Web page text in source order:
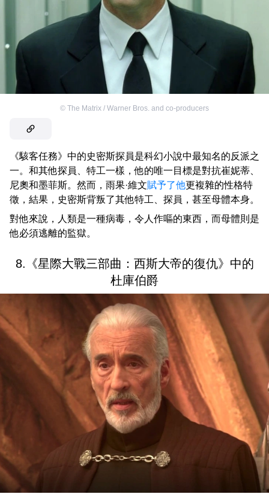
© The Matrix / Warner Bros. and co-producers
《駭客任務》中的史密斯探員是科幻小說中最知名的反派之
一。和其他探員、特工一樣，他的唯一目標是對抗崔妮蒂、
尼奧和墨菲斯。然而，雨果·維文賦予了他更複雜的性格特
徵，結果，史密斯背叛了其他特工、探員，甚至母體本身。
對他來說，人類是一種病毒，令人作嘔的東西，而母體則是
他必須逃離的監獄。
8.《星際大戰三部曲：西斯大帝的復仇》中的
杜庫伯爵